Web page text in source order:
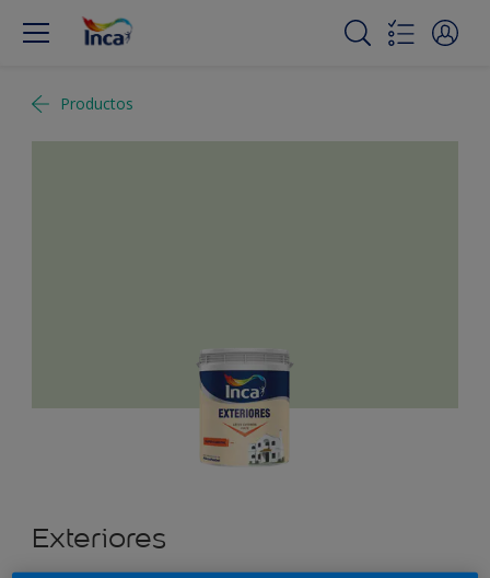
Productos
Exteriores